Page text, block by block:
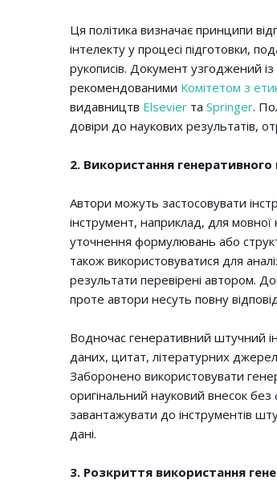
Ця політика визначає принципи
інтелекту у процесі підготовки,
рукописів. Документ узгоджений
рекомендованими Комітетом з
видавництв Elsevier та Springer.
довіри до наукових результатів,
2. Використання
Автори можуть застосовувати
інструмент, наприклад, для мовної
уточнення формулювань або
також використовуватися для
результати перевірені автором.
проте автори несуть повну
Водночас генеративний штучний
даних, цитат, літературних
Заборонено використовувати
оригінальний науковий внесок
завантажувати до інструментів
дані.
3. Розкриття використання